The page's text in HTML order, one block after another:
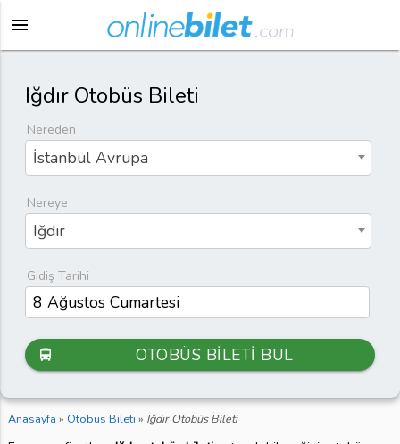
menu
Iğdır Otobüs Bileti
Nereden
İstanbul Avrupa
Nereye
Iğdır
Gidiş Tarihi
directions_bus OTOBÜS BİLETİ BUL
Anasayfa » Otobüs Bileti » Iğdır Otobüs Bileti